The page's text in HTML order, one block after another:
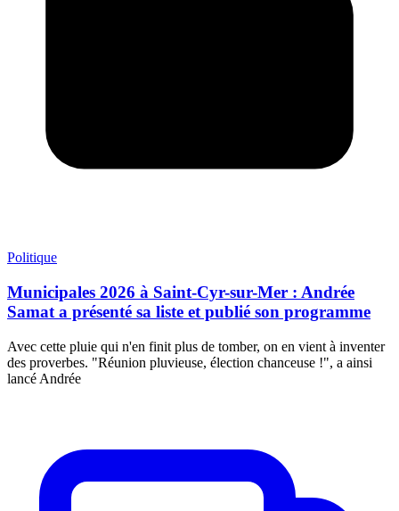
Politique
Municipales 2026 à Saint-Cyr-sur-Mer : Andrée
Samat a présenté sa liste et publié son programme
Avec cette pluie qui n'en finit plus de tomber, on en vient à inventer
des proverbes. "Réunion pluvieuse, élection chanceuse !", a ainsi
lancé Andrée